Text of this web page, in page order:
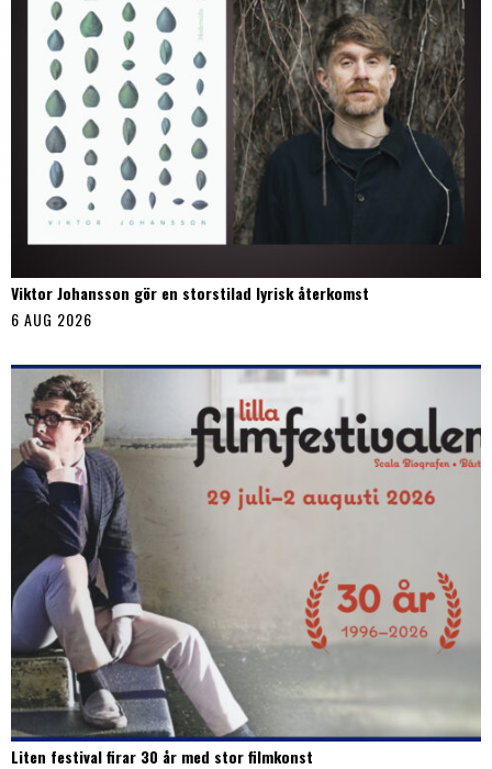
Viktor Johansson gör en storstilad lyrisk återkomst
6 AUG 2026
Liten festival firar 30 år med stor filmkonst